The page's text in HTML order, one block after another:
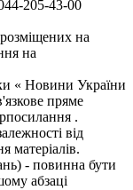
205-43-00
на
на
« Новини України
пряме
.
від
матеріалів.
- повинна бути
абзаці